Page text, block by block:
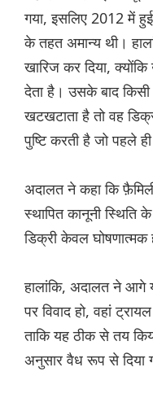
गया, इसलिए 2012 में हुई
के तहत अमान्य थी।
खारिज कर दिया,
देता है। उसके बाद
खटखटाता है तो वह
पुष्टि करती है जो पहले
अदालत ने कहा कि
स्थापित कानूनी स्थिति
डिक्री केवल घोषणात्मक
हालांकि, अदालत ने आगे
पर विवाद हो, वहां
ताकि यह ठीक से तय
अनुसार वैध रूप से दिया